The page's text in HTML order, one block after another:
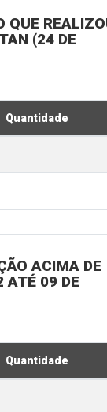
QUE
(24 DE
Quantidade
ACIMA DE
ATÉ 09 DE
Quantidade